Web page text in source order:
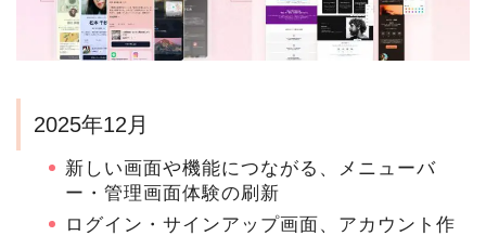
2025年12月
新しい画面や機能につながる、メニューバ
ー・管理画面体験の刷新
ログイン・サインアップ画面、アカウント作